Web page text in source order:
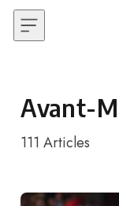
Skip to content
Avant-
111 Articles